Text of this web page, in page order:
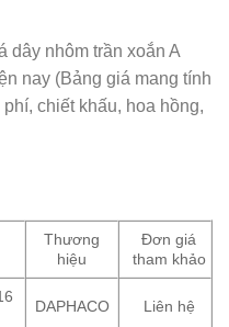
dây nhôm trần xoắn A
nay (Bảng giá mang tính
chiết khấu, hoa hồng,
Thương
hiệu
Đơn giá
tham khảo
DAPHACO Liên hệ